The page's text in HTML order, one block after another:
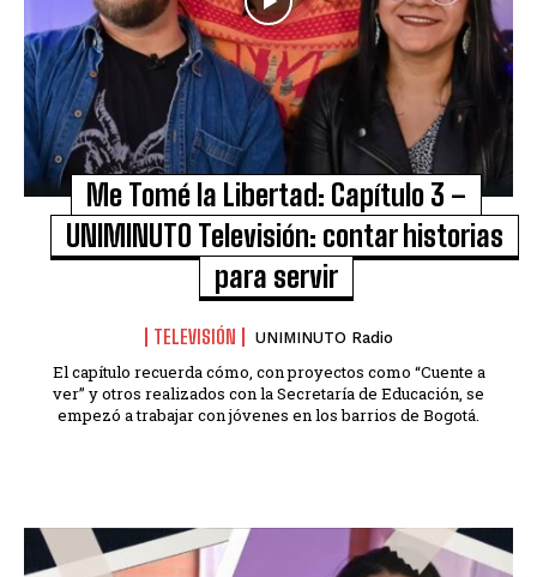
Me Tomé la Libertad: Capítulo 3 –
UNIMINUTO Televisión: contar historias
para servir
TELEVISIÓN UNIMINUTO Radio
El capítulo recuerda cómo, con proyectos como “Cuente a
ver” y otros realizados con la Secretaría de Educación, se
empezó a trabajar con jóvenes en los barrios de Bogotá.